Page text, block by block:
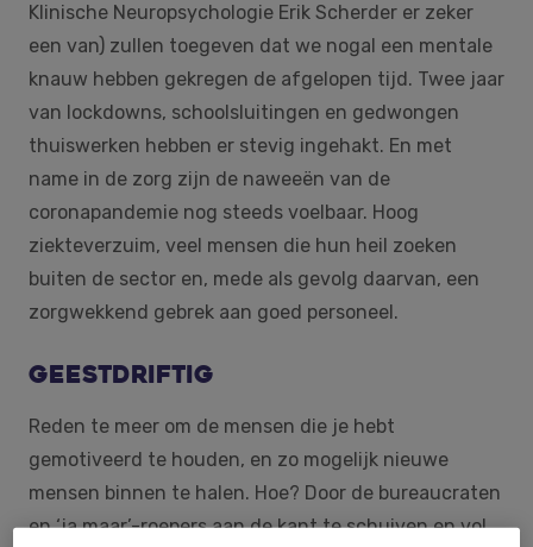
Klinische Neuropsychologie Erik Scherder er zeker
een van) zullen toegeven dat we nogal een mentale
knauw hebben gekregen de afgelopen tijd. Twee jaar
van lockdowns, schoolsluitingen en gedwongen
thuiswerken hebben er stevig ingehakt. En met
name in de zorg zijn de naweeën van de
coronapandemie nog steeds voelbaar. Hoog
ziekteverzuim, veel mensen die hun heil zoeken
buiten de sector en, mede als gevolg daarvan, een
zorgwekkend gebrek aan goed personeel.
Geestdriftig
Reden te meer om de mensen die je hebt
gemotiveerd te houden, en zo mogelijk nieuwe
mensen binnen te halen. Hoe? Door de bureaucraten
en ‘ja maar’-roepers aan de kant te schuiven en vol